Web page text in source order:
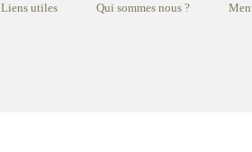
Liens utiles Qui sommes nous ?